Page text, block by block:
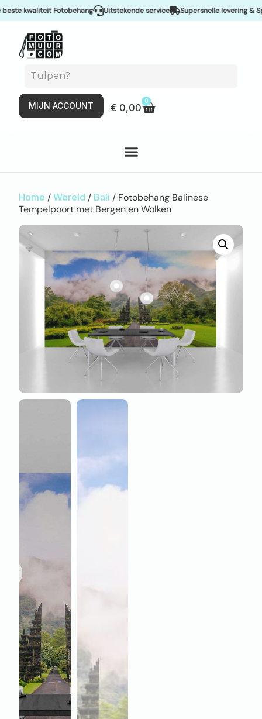
kwaliteit Fotobehang Uitstekende service Supersnelle levering &
MIJN ACCOUNT € 0,00
0
Home / Wereld / Bali / Fotobehang Balinese
Tempelpoort met Bergen en Wolken